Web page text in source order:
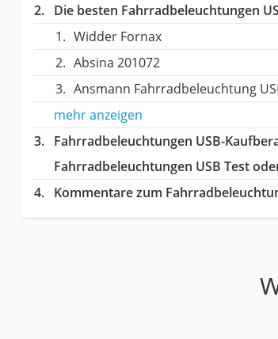
Die besten Fahrradbeleuchtungen
Widder Fornax
Absina 201072
Ansmann Fahrradbeleuchtung
mehr anzeigen
Fahrradbeleuchtungen USB-
Fahrradbeleuchtungen USB Test
Kommentare zum